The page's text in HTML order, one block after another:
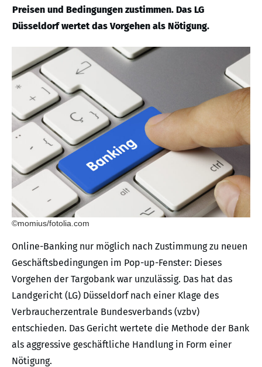
Preisen und Bedingungen zustimmen. Das LG
Düsseldorf wertet das Vorgehen als Nötigung.
©momius/fotolia.com
Online-Banking nur möglich nach Zustimmung zu neuen
Geschäftsbedingungen im Pop-up-Fenster: Dieses
Vorgehen der Targobank war unzulässig. Das hat das
Landgericht (LG) Düsseldorf nach einer Klage des
Verbraucherzentrale Bundesverbands (vzbv)
entschieden. Das Gericht wertete die Methode der Bank
als aggressive geschäftliche Handlung in Form einer
Nötigung.